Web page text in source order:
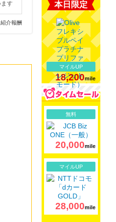
す
介報酬
本日限定
マイルUP
18,200mile
無料
20,000mile
マイルUP
28,000mile